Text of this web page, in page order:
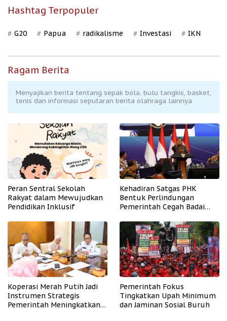
Hashtag Terpopuler
G20 Papua radikalisme Investasi IKN
Ragam Berita
Menyajikan berita tentang sepak bola, bulu tangkis, basket,
tenis dan informasi seputaran berita olahraga lainnya
Peran Sentral Sekolah
Rakyat dalam Mewujudkan
Pendidikan Inklusif
Kehadiran Satgas PHK
Bentuk Perlindungan
Pemerintah Cegah Badai
Koperasi Merah Putih Jadi
Instrumen Strategis
Pemerintah Meningkatkan
Pemerintah Fokus
Tingkatkan Upah Minimum
dan Jaminan Sosial Buruh